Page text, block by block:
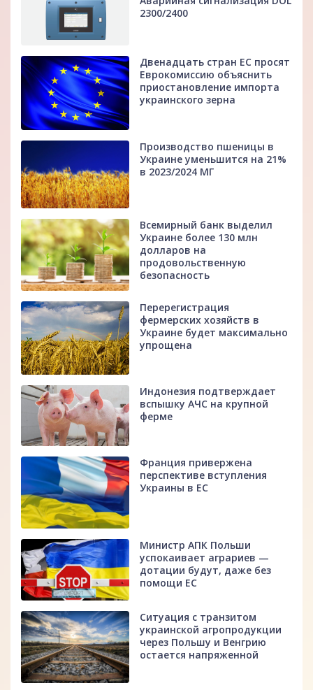
2300/2400
Двенадцать стран ЕС просят
Еврокомиссию объяснить
приостановление импорта
украинского зерна
Производство пшеницы в
Украине уменьшится на 21%
в 2023/2024 МГ
Всемирный банк выделил
Украине более 130 млн
долларов на
продовольственную
безопасность
Перерегистрация
фермерских хозяйств в
Украине будет максимально
упрощена
Индонезия подтверждает
вспышку АЧС на крупной
ферме
Франция привержена
перспективе вступления
Украины в ЕС
Министр АПК Польши
успокаивает аграриев —
дотации будут, даже без
помощи ЕС
Ситуация с транзитом
украинской агропродукции
через Польшу и Венгрию
остается напряженной